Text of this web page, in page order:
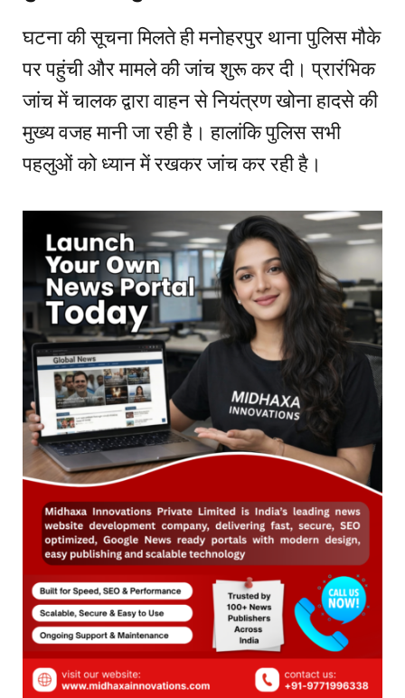
घटना की सूचना मिलते ही मनोहरपुर थाना पुलिस मौके
पर पहुंची और मामले की जांच शुरू कर दी। प्रारंभिक
जांच में चालक द्वारा वाहन से नियंत्रण खोना हादसे की
मुख्य वजह मानी जा रही है। हालांकि पुलिस सभी
पहलुओं को ध्यान में रखकर जांच कर रही है।